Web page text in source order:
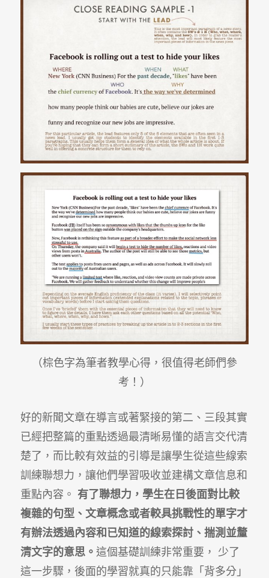
（棕色字為筆者教學心得，很值得老師們參
考！）
好的新聞文章在導言或著緊接的第二、三段其實
已經把整篇的重點透過最清晰易懂的語言交代清
楚了，而比較有效益的引導是讓學生從這些線索
訓練聯想力，讓他們學習吸收並建構文章信息和
重點內容。 有了聯想力，學生在日後面對比較
複雜的句型、文章概念或者較具挑戰性的單字才
有辦法透過內容和已知道的線索探討、揣測並釐
清文字的意思。 這個基礎訓練非常重要， 少了
這一步驟，後面的學習就真的只能靠「背多分」